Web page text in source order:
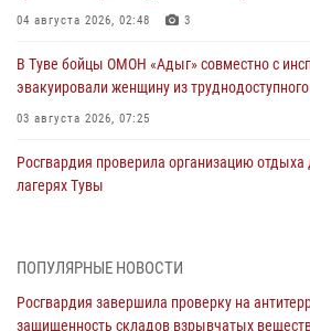
04 августа 2026, 02:48 3
В Туве бойцы ОМОН «Адыг» совместно с
эвакуировали женщину из
03 августа 2026, 07:25
Росгвардия проверила организацию отдыха
лагерях Тувы
Сотрудники вневедомственной охраны
29 июля 2026, 09:41
ПОПУЛЯРНЫЕ НОВОСТИ
Росгвардия завершила проверку на
защищенность складов взрывчатых